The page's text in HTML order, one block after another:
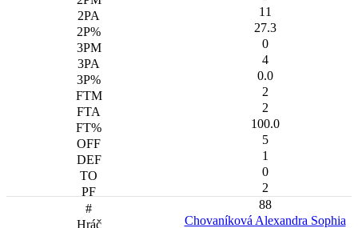
11
27.3
0
4
0.0
2
2
100.0
5
1
0
2
88
Chovaníková Alexandra Sophia